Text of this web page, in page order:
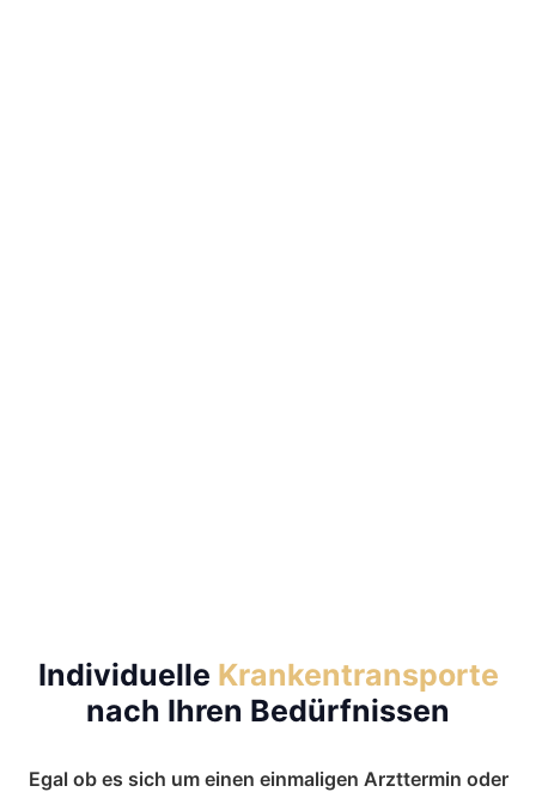
Individuelle Krankentransporte
nach Ihren Bedürfnissen
Egal ob es sich um einen einmaligen Arzttermin oder